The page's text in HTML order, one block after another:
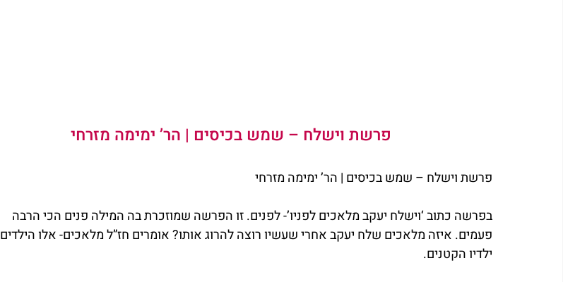
פרשת וישלח – שמש בכיסים | הר’ ימימה מזרחי
פרשת וישלח – שמש בכיסים | הר’ ימימה מזרחי
בפרשה כתוב ‘וישלח יעקב מלאכים לפניו’- לפנים. זו הפרשה שמוזכרת בה המילה פנים הכי הרבה
ילדיו הקטנים.